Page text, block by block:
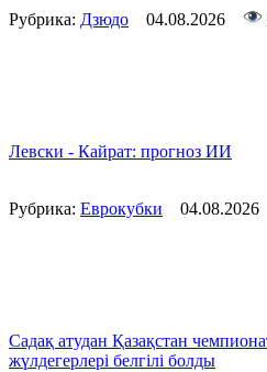
Рубрика: Дзюдо 04.08.2026
Левски - Кайрат: прогноз ИИ
Рубрика: Еврокубки 04.08.2026
Садақ атудан Қазақстан
жүлдегерлері белгілі болды